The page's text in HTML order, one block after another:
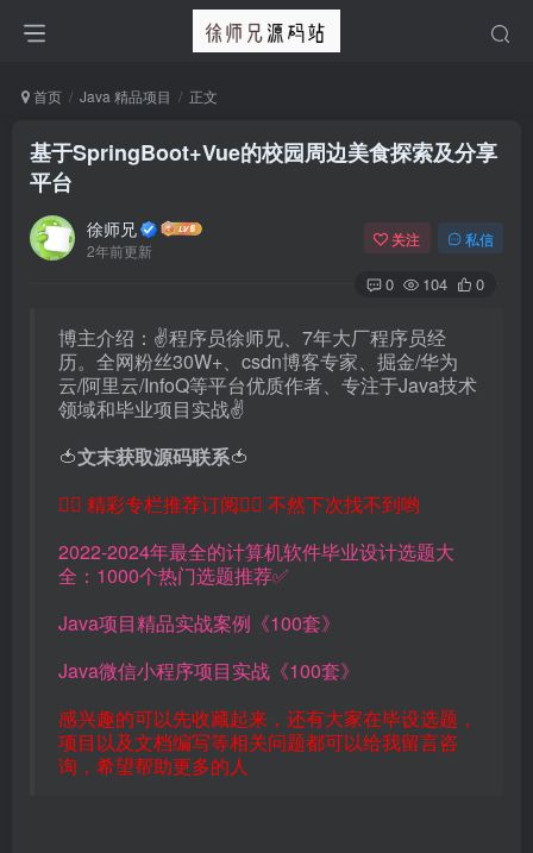
首页 Java 精品项目 正文
基于SpringBoot+Vue的校园周边美食探索及分享
平台
徐师兄
2年前更新
关注 私信
0 104 0
博主介绍：✌程序员徐师兄、7年大厂程序员经
历。全网粉丝30W+、csdn博客专家、掘金/华为
云/阿里云/InfoQ等平台优质作者、专注于Java技术
领域和毕业项目实战✌
🍅文末获取源码联系🍅
👇🏻 精彩专栏推荐订阅👇🏻 不然下次找不到哟
2022-2024年最全的计算机软件毕业设计选题大
全：1000个热门选题推荐✅
Java项目精品实战案例《100套》
Java微信小程序项目实战《100套》
感兴趣的可以先收藏起来，还有大家在毕设选题，
项目以及文档编写等相关问题都可以给我留言咨
询，希望帮助更多的人